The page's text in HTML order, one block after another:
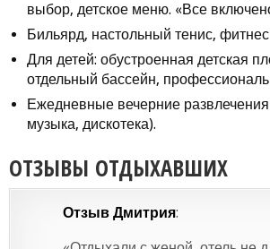
выбор, детское меню. «Все
Бильярд, настольный тенис,
Для детей: обустроенная детская
отдельный бассейн,
Ежедневные вечерние
музыка, дискотека).
ОТЗЫВЫ ОТДЫХАВШИХ
Отзыв Дмитрия: